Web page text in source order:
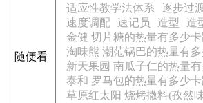
随便看
适应性教学法体系
逐步过
速度调配 速记员 造型 造
金健 切片糖的热量有多少卡
淘味熊 潮范锅巴的热量有
新天果园 南瓜子仁的热量
泰和 罗马包的热量有多少卡
草原红太阳 烧烤撒料(孜然